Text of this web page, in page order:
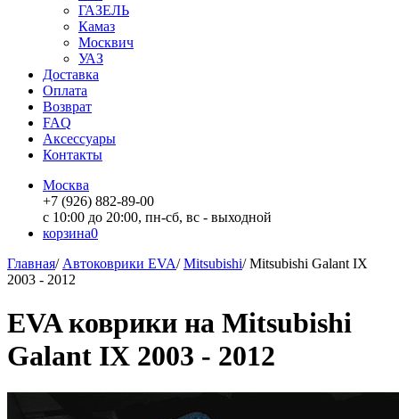
ГАЗЕЛЬ
Камаз
Москвич
УАЗ
Доставка
Оплата
Возврат
FAQ
Аксессуары
Контакты
Москва
+7 (926) 882-89-00
с 10:00 до 20:00, пн-сб, вс - выходной
корзина0
Главная/ Автоковрики EVA/Mitsubishi/Mitsubishi Galant IX
2003 - 2012
EVA коврики на Mitsubishi
Galant IX 2003 - 2012